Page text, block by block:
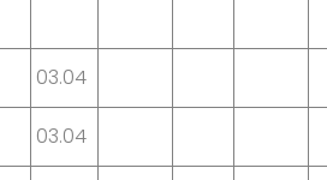
03.04
03.04